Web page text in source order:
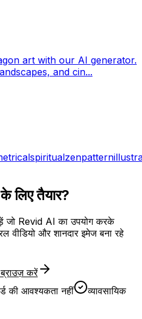
art with our AI generator.
and cin...
spiritualzenpattern
लिए तैयार?
जो Revid AI का उपयोग करके
वीडियो और शानदार इमेज बना रहे
करें
की आवश्यकता नहीं
व्यावसायिक